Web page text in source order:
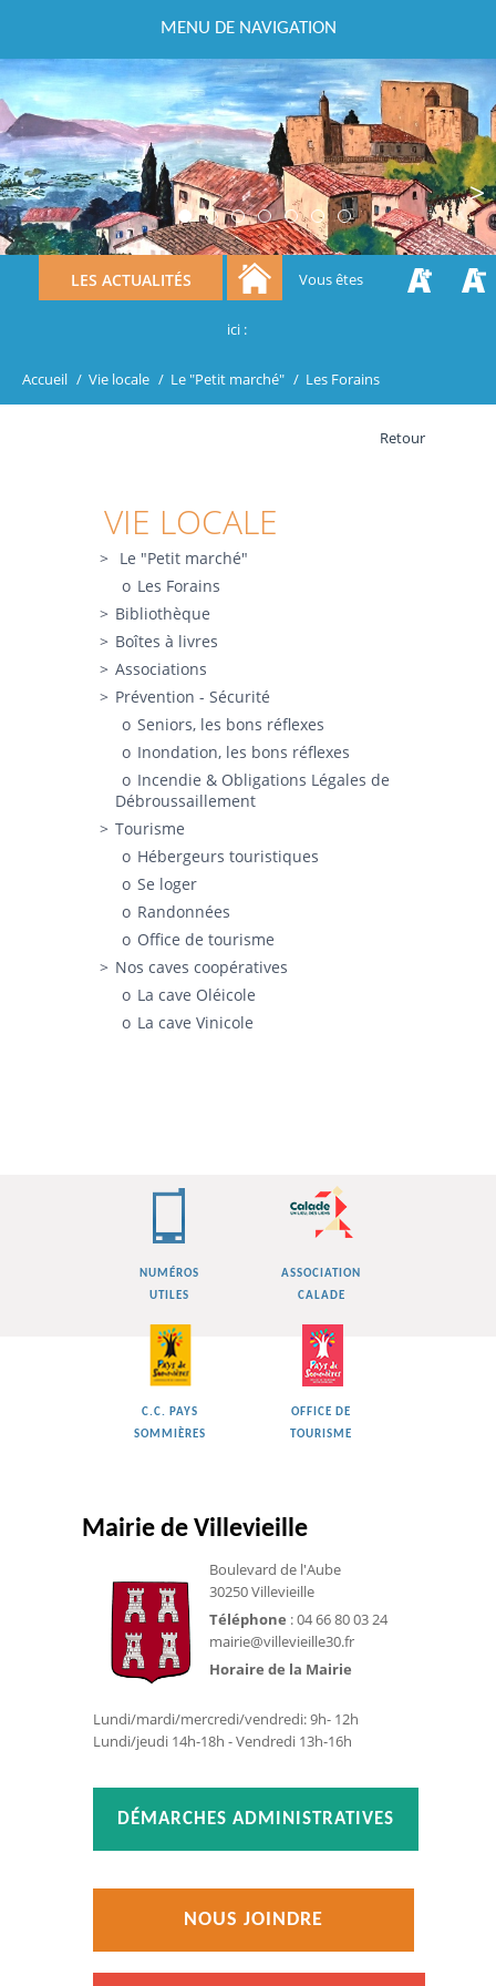
MENU DE NAVIGATION
Previous Next
LES ACTUALITÉS Vous êtes
ici :
Accueil / Vie locale / Le "Petit marché" / Les Forains
Retour
VIE LOCALE
Le "Petit marché"
Les Forains
Bibliothèque
Boîtes à livres
Associations
Prévention - Sécurité
Seniors, les bons réflexes
Inondation, les bons réflexes
Incendie & Obligations Légales de
Débroussaillement
Tourisme
Hébergeurs touristiques
Se loger
Randonnées
Office de tourisme
Nos caves coopératives
La cave Oléicole
La cave Vinicole
NUMÉROS
UTILES
ASSOCIATION
CALADE
C.C. PAYS
SOMMIÈRES
OFFICE DE
TOURISME
Mairie de Villevieille
Boulevard de l'Aube
30250 Villevieille
Téléphone : 04 66 80 03 24
mairie@villevieille30.fr
Horaire de la Mairie
Lundi/mardi/mercredi/vendredi: 9h- 12h
Lundi/jeudi 14h-18h - Vendredi 13h-16h
DÉMARCHES ADMINISTRATIVES
NOUS JOINDRE